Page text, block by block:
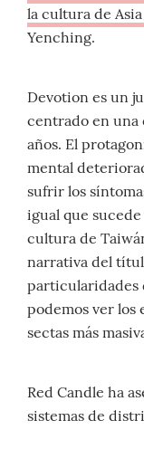
la cultura de
Yenching.
Devotion es un
centrado en una
años. El
mental
sufrir los
igual que
cultura de
narrativa del
particularidades
podemos ver los
sectas más
Red Candle ha
sistemas de